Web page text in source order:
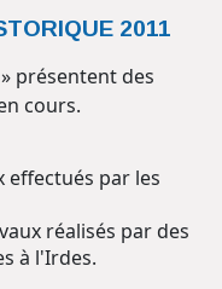
2011
présentent des
cours.
effectués par les
réalisés par des
à l'Irdes.